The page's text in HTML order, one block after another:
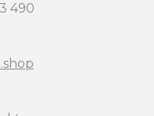
490